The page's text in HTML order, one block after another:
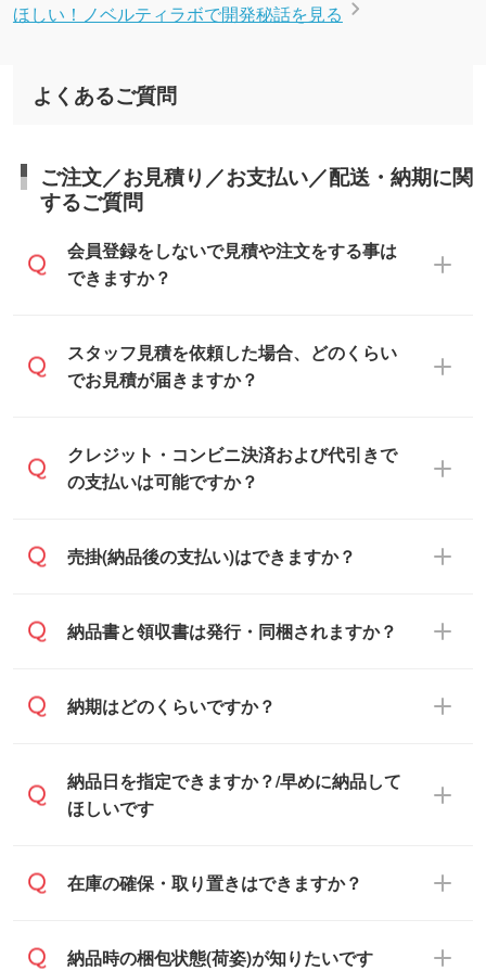
ほしい！ノベルティラボで開発秘話を見る
よくあるご質問
ご注文／お見積り／お支払い／配送・納期に関
するご質問
会員登録をしないで見積や注文をする事は
できますか？
可能です。見積・注文フォームにて『ゲス
トのまま進む』ボタンからお進みのうえ、
スタッフ見積を依頼した場合、どのくらい
でお見積が届きますか？
通常、翌営業日までにお送りしておりま
す。混雑状況によっては、お時間をいただ
翌営業日以降のご連絡となります。
クレジット・コンビニ決済および代引きで
の支払いは可能ですか？
銀行振込のみのご対応となります。
売掛(納品後の支払い)はできますか？
基本的には先入金をお願いしております
に対応可能です。
人様からご注文いただく場合でも、お支払
い元が学校や幼稚園・保育園であれば、同
す。
ご希望の際は担当スタッフまでお気軽にご
納品書と領収書は発行・同梱されますか？
納品書・領収書は ご依頼をいただいた場合
でお送りします。
原本の郵送をご希望の場合は、担当スタッ
備考欄』よりお知らせください。
納期はどのくらいですか？
・印刷する場合(500個程度)
ご入金、イメージ画像の校了から約2週間
・商品のみ注文する場合(サンプル購入を含
納品日を指定できますか？/早めに納品して
ほしいです
ご希望の納期がある場合は、お問い合わ
在庫状況や印刷スケジュールを確認のう
在庫の確保・取り置きはできますか？
ご入金確認後に在庫を確保し、注文確定の
納品時の梱包状態(荷姿)が知りたいです